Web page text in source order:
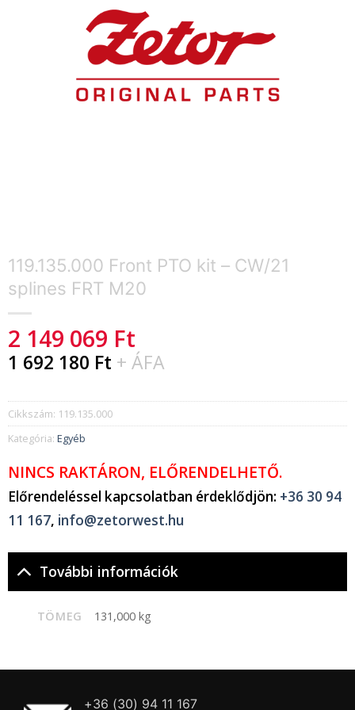
119.135.000 Front PTO kit – CW/21
splines FRT M20
2 149 069 Ft
1 692 180 Ft + ÁFA
Cikkszám: 119.135.000
Kategória: Egyéb
NINCS RAKTÁRON, ELŐRENDELHETŐ.
Előrendeléssel kapcsolatban érdeklődjön: +36 30 94
11 167, info@zetorwest.hu
További információk
TÖMEG 131,000 kg
+36 (30) 94 11 167